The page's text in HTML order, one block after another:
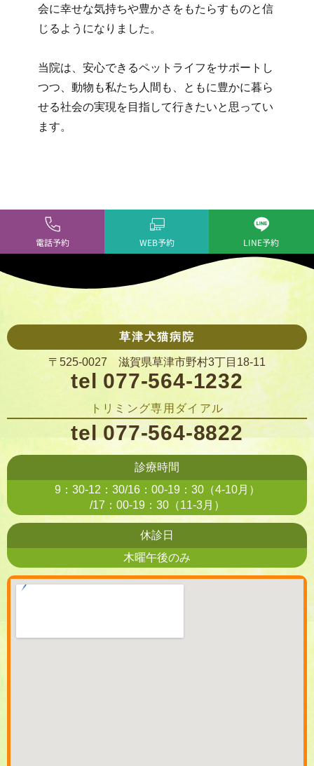
会に幸せな気持ちや豊かさをもたらすものと信
じるようになりました。
当院は、安心できるペットライフをサポートし
つつ、動物も私たち人間も、 ともに豊かに暮ら
せる社会の実現を目指して行きたいと思ってい
ます。
電話予約 WEB予約 LINE予約
草津犬猫病院
〒525-0027 滋賀県草津市野村3丁目18-11
tel 077-564-1232
トリミング専用ダイアル
tel 077-564-8822
診療時間
9：30-12：30/16：00-19：30（4-10月）
/17：00-19：30（11-3月）
休診日
木曜午後のみ